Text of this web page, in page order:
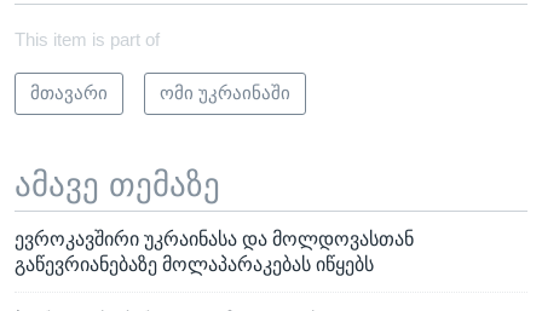
This item is part of
მთავარი ომი უკრაინაში
ამავე თემაზე
ევროკავშირი უკრაინასა და მოლდოვასთან
გაწევრიანებაზე მოლაპარაკებას იწყებს